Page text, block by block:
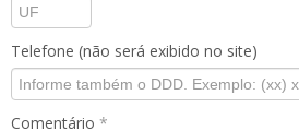
Telefone (não será exibido no site)
Comentário *